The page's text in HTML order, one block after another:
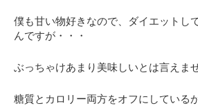
僕も甘い物好きなので、ダイエットし
んですが・・・
ぶっちゃけあまり美味しいとは言えま
糖質とカロリー両方をオフにしている